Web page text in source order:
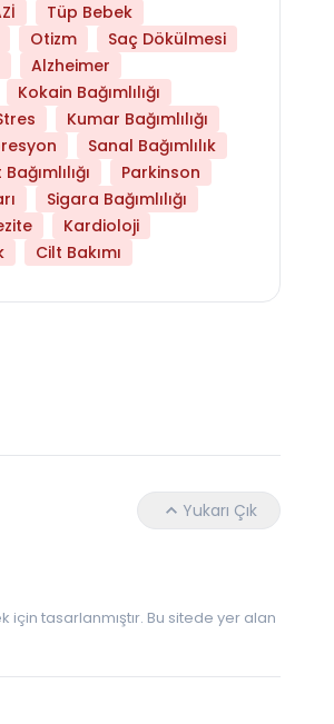
Tüketmek Yaşlanmayı
Tüp Bebek
Otizm
Saç Dökülmesi
Alzheimer
Kokain Bağımlılığı
Kumar Bağımlılığı
Sanal Bağımlılık
Parkinson
Sigara Bağımlılığı
Kardioloji
Cilt Bakımı
Yukarı Çık
tasarlanmıştır. Bu sitede yer alan